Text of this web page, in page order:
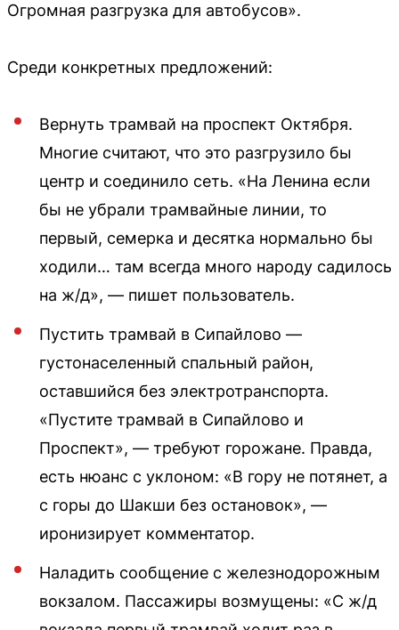
Огромная разгрузка для автобусов».
Среди конкретных предложений:
Вернуть трамвай на проспект Октября.
Многие считают, что это разгрузило бы
центр и соединило сеть. «На Ленина если
бы не убрали трамвайные линии, то
первый, семерка и десятка нормально бы
ходили… там всегда много народу садилось
на ж/д», — пишет пользователь.
Пустить трамвай в Сипайлово —
густонаселенный спальный район,
оставшийся без электротранспорта.
«Пустите трамвай в Сипайлово и
Проспект», — требуют горожане. Правда,
есть нюанс с уклоном: «В гору не потянет, а
с горы до Шакши без остановок», —
иронизирует комментатор.
Наладить сообщение с железнодорожным
вокзалом. Пассажиры возмущены: «С ж/д